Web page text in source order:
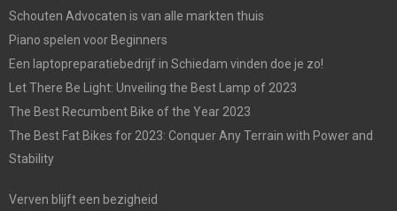
Schouten Advocaten is van alle markten thuis
Piano spelen voor Beginners
Een laptopreparatiebedrijf in Schiedam vinden doe je zo!
Let There Be Light: Unveiling the Best Lamp of 2023
The Best Recumbent Bike of the Year 2023
The Best Fat Bikes for 2023: Conquer Any Terrain with Power and
Stability
Verven blijft een bezigheid